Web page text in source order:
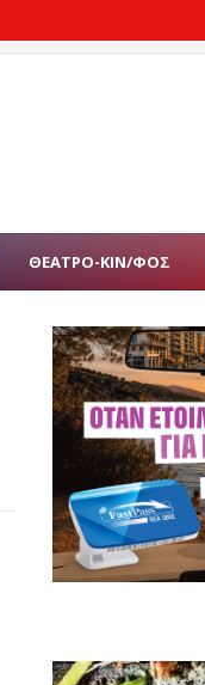
ΘΕΑΤΡΟ-ΚΙΝ/ΦΟΣ